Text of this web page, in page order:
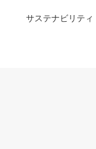
サステナビリティ